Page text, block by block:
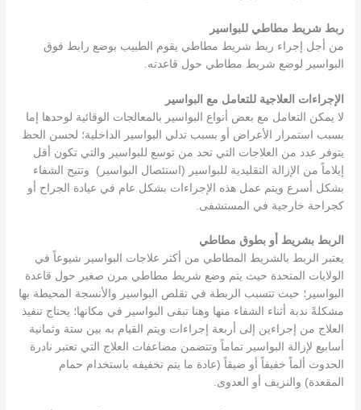
ربط شريط مطاطي للبواسير
من أجل إجراء ربط شريط مطاطي يقوم الطبيب بوضع رابط فوق
البواسير لوضع شريط مطاطي حول قاعدته.
الإجراءات العلاجية للتعامل مع البواسير
لا يمكن التعامل مع بعض أنواع البواسير بالمعالجات الوقائية لوحدها إما
بسبب استمرار الأعراض أو بسبب تدلي البواسير الداخلية؛ لحسن الحظ
يتوفر عدد من العلاجات التي تحد من توسع للبواسير والتي تكون أقل
إيلاماً من الإزالة التقليدية للبواسير (استئصال البواسير) وتتيح الشفاء
بشكل أسرع ويتم عمل هذه الإجراءات بشكل عام في عيادة الجراح أو
كجراحة خارجية في المستشفى.
الربط بشريط أو بطوق مطاطي
يعتبر الربط بالشريط المطاطي من أكثر علاجات البواسير شيوعاً في
الولايات المتحدة حيث يتم وضع شريط مطاطي مرن صغير حول قاعدة
البواسير؛ حيث تتسبب الربطة في تقلص البواسير والأنسجة المحيطة بها
مشكلةً ندبة أثناء الشفاء منها وهنا تبقى البواسير في مكانها؛ يحتاج تنفيذ
العلاج من إجراءين إلى أربعة إجراءات ويتم القيام به بين ستة وثمانية
أسابيع لإزالة البواسير تماماً وتتضمن مضاعفات العلاج التي تعتبر نادرة
الحدوث ألماً خفيفاً أو ضيقاً (عادة ما يتم تخفيفه باستخدام حمام
المقعدة) والنزيف أو العدوى.